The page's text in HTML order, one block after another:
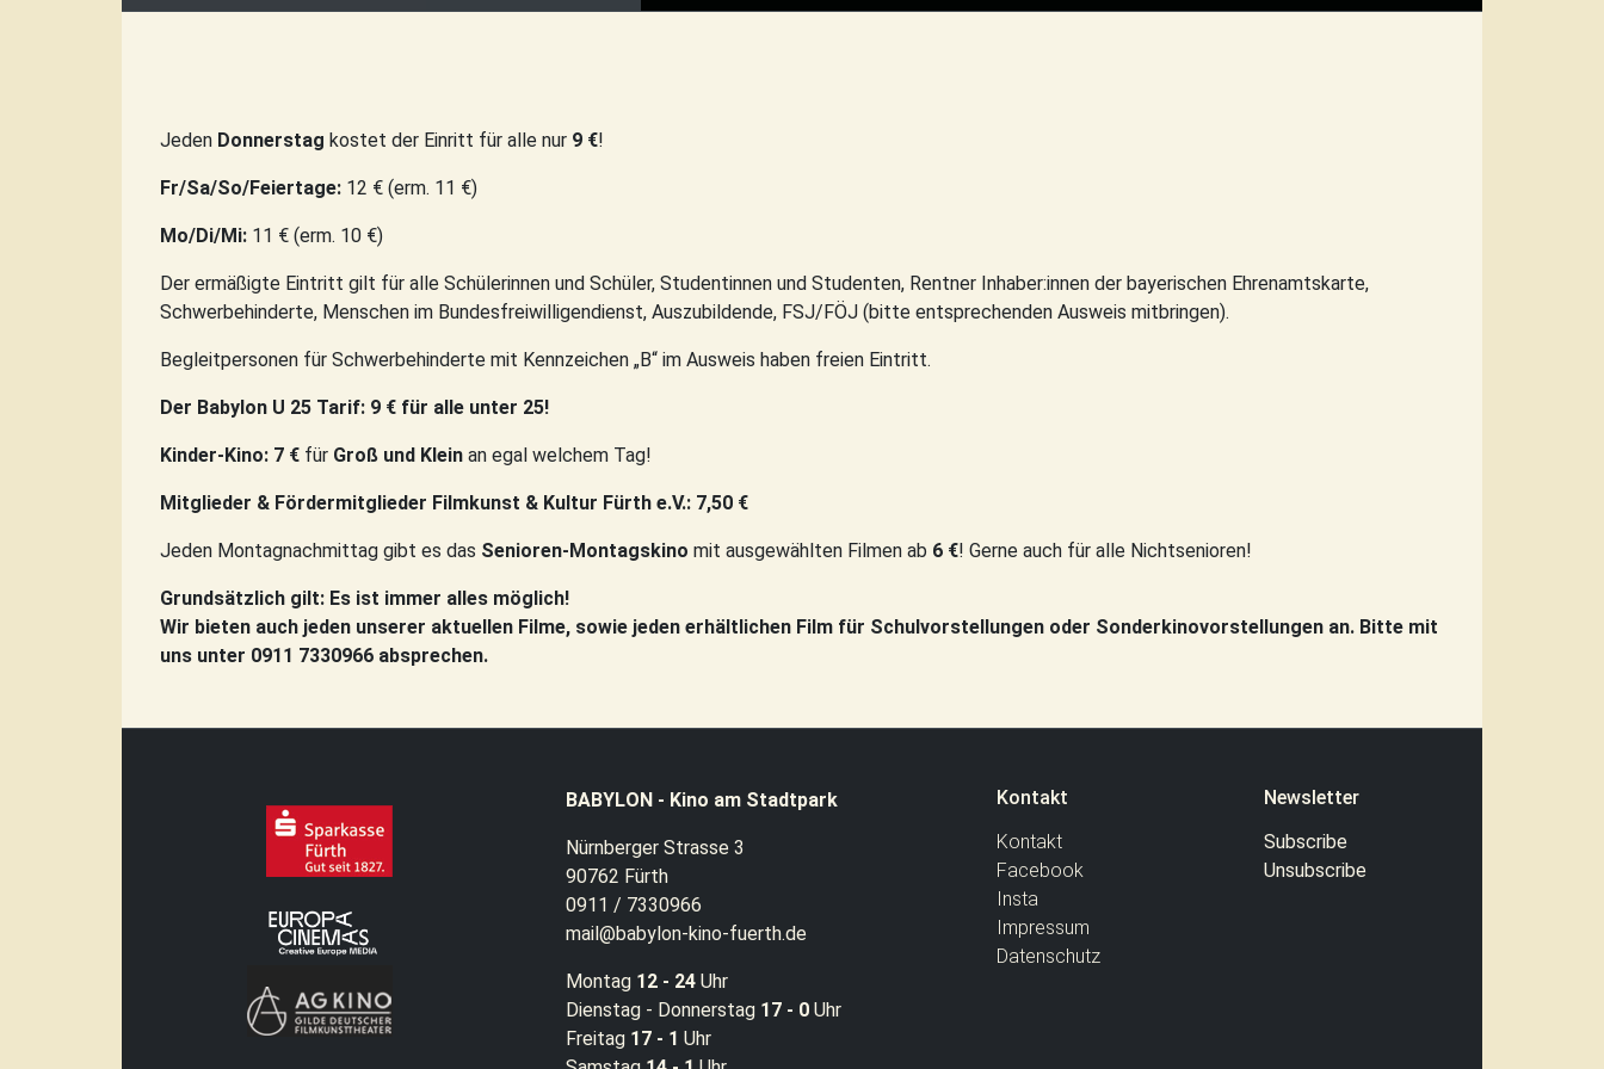
Jeden Donnerstag kostet der Einritt für alle nur 9 €!
Fr/Sa/So/Feiertage: 12 € (erm. 11 €)
Mo/Di/Mi: 11 € (erm. 10 €)
Der ermäßigte Eintritt gilt für alle Schülerinnen und Schüler, Studentinnen und Studenten, Rentner Inhaber:innen der bayerischen Ehrenamtskarte,
Schwerbehinderte, Menschen im Bundesfreiwilligendienst, Auszubildende, FSJ/FÖJ (bitte entsprechenden Ausweis mitbringen).
Begleitpersonen für Schwerbehinderte mit Kennzeichen „B“ im Ausweis haben freien Eintritt.
Der Babylon U 25 Tarif: 9 € für alle unter 25!
Kinder-Kino: 7 € für Groß und Klein an egal welchem Tag!
Mitglieder & Fördermitglieder Filmkunst & Kultur Fürth e.V.: 7,50 €
Jeden Montagnachmittag gibt es das Senioren-Montagskino mit ausgewählten Filmen ab 6 €! Gerne auch für alle Nichtsenioren!
Grundsätzlich gilt: Es ist immer alles möglich!
Wir bieten auch jeden unserer aktuellen Filme, sowie jeden erhältlichen Film für Schulvorstellungen oder Sonderkinovorstellungen an. Bitte mit
uns unter 0911 7330966 absprechen.
BABYLON - Kino am Stadtpark
Nürnberger Strasse 3
90762 Fürth
0911 / 7330966
mail@babylon-kino-fuerth.de
Montag 12 - 24 Uhr
Dienstag - Donnerstag 17 - 0 Uhr
Freitag 17 - 1 Uhr
Kontakt
Kontakt
Facebook
Insta
Impressum
Datenschutz
Newsletter
Subscribe
Unsubscribe